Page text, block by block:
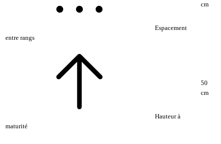
Espacement
entre rangs
cm
Hauteur à
maturité
50
cm